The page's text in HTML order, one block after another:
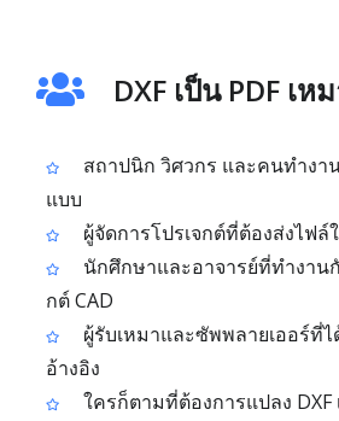
DXF เป็น PDF เห
สถาปนิก วิศวกร และคนทำงา
แบบ
ผู้จัดการโปรเจกต์ที่ต้องส่งไฟ
นักศึกษาและอาจารย์ที่ทำงาน
กต์ CAD
ผู้รับเหมาและซัพพลายเออร์ที่
อ้างอิง
ใครก็ตามที่ต้องการแปลง DXF